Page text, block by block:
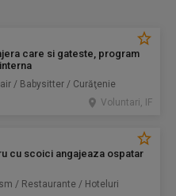
care si gateste, program
/ Babysitter / Curăţenie
Voluntari, IF
cu scoici angajeaza ospatar
/ Restaurante / Hoteluri